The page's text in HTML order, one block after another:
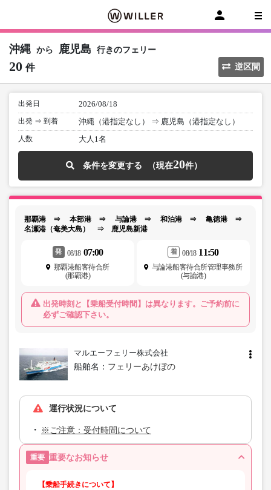
沖縄 から 鹿児島 行きのフェリー
20 件 逆区間
出発日 2026/08/18
出発 ⇒ 到着 沖縄（港指定なし） ⇒ 鹿児島（港指定なし）
人数 大人1名
条件を変更する 20
那覇港 ⇒ 本部港 ⇒ 与論港 ⇒ 和泊港 ⇒ 亀徳港 ⇒
名瀬港（奄美大島） ⇒ 鹿児島新港
発 08/18 07:00
那覇港船客待合所
(那覇港)
出発時刻と【乗船受付時間】は異なります。ご予約前に
必ずご確認下さい。
着 08/18 11:50
与論港船客待合所管理事務所
(与論港)
マルエーフェリー株式会社
船舶名： フェリーあけぼの
運行状況について
※ご注意：受付時間について
重要 重要なお知らせ
【乗船手続きについて】